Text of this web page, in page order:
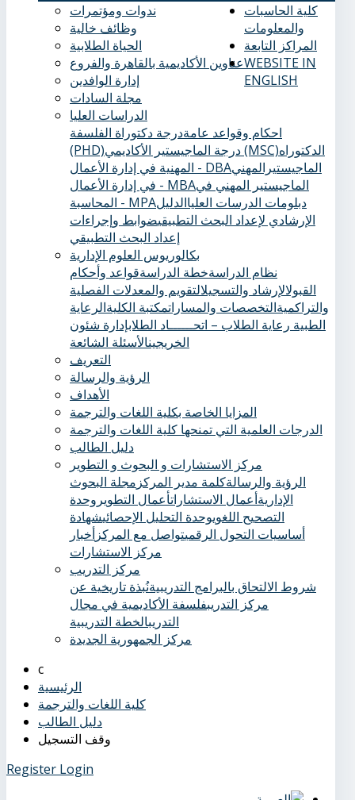
ندوات ومؤتمرات
وظائف خالية
الحياة الطلابية
عناوين الأكاديمية بالقاهرة والفروع
إدارة الوافدين
مجلة السادات
الدراسات العليا
احكام وقواعد عامةدرجة دكتوراة الفلسفة
(PHD)
درجة الماجيستير الأكاديمي (MSC)الدكتوراه
المهنية في إدارة الأعمال - DBAالماجيستيرالمهني
في إدارة الأعمال - MBAالماجيستير المهني في
المحاسبة - MPA
دبلومات الدرسات العلياالدليل
الإرشادي لإعداد البحث التطبيقيضوابط وإجراءات
إعداد البحث التطبيقي
بكالوريوس العلوم الإدارية
نظام الدراسةخطة الدراسةقواعد وأحكام
القبولالإرشاد والتسجيلالتقويم والمعدلات الفصلية
والتراكميةالتخصصات والمساراتمكتبة الكليةالرعاية
الطبية ‏ رعاية الطلاب – اتحــــــاد الطلابإدارة شئون
الخريجينالأسئلة الشائعة
التعريف
الرؤية والرسالة
الأهداف
المزايا الخاصة بكلية اللغات والترجمة
الدرجات العلمية التي تمنحها كلية اللغات والترجمة
دليل الطالب
كلية الحاسبات
والمعلومات
المراكز التابعة
مركز الاستشارات و البحوث و التطوير
الرؤية والرسالةكلمة مدير المركز مجلة البحوث
الإداريةأعمال الاستشاراتأعمال التطوير وحدة
التصحيح اللغويوحدة التحليل الإحصائيشهادة
أساسيات التحول الرقميتواصل مع المركزأخبار
مركز الاستشارات
مركز التدريب
شروط الالتحاق بالبرامج التدريبيةنُبذة تاريخية عن
مركز التدريبفلسفة الأكاديمية في مجال
التدريبالخطة التدريبية
مركز الجمهورية الجديدة
WEBSITE IN
ENGLISH
الرئيسية
كلية اللغات والترجمة
دليل الطالب
وقف التسجيل
Register Login